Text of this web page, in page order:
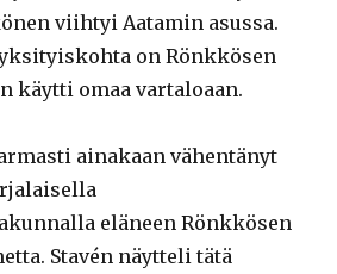
viihtyi Aatamin asussa.
on Rönkkösen
käytti omaa vartaloaan.
ainakaan vähentänyt
eläneen Rönkkösen
Stavén näytteli tätä